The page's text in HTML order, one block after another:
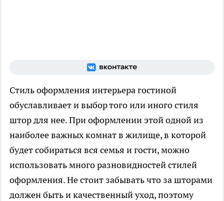
Стиль оформления интерьера гостиной
обуславливает и выбор того или иного стиля
штор для нее. При оформлении этой одной из
наиболее важных комнат в жилище, в которой
будет собираться вся семья и гости, можно
использовать много разновидностей стилей
оформления. Не стоит забывать что за шторами
должен быть и качественный уход, поэтому